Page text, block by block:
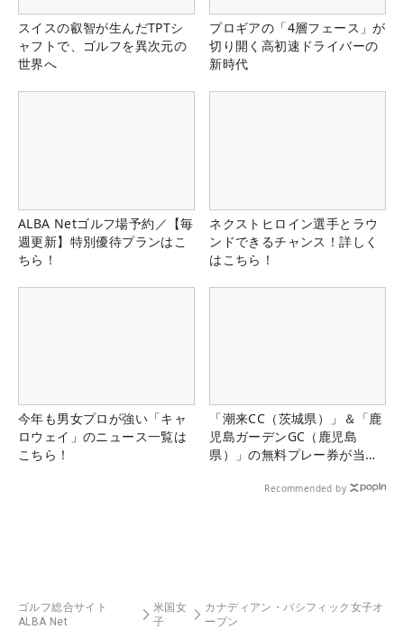
スイスの叡智が生んだTPTシ
ャフトで、ゴルフを異次元の
世界へ
プロギアの「4層フェース」が
切り開く高初速ドライバーの
新時代
ALBA Netゴルフ場予約／【毎
週更新】特別優待プランはこ
ちら！
ネクストヒロイン選手とラウ
ンドできるチャンス！詳しく
はこちら！
今年も男女プロが強い「キャ
ロウェイ」のニュース一覧は
こちら！
「潮来CC（茨城県）」＆「鹿
児島ガーデンGC（鹿児島
県）」の無料プレー券が当た
Recommended by
ゴルフ総合サイト
ALBA Net
米国女
子
カナディアン・パシフィック女子オ
ープン